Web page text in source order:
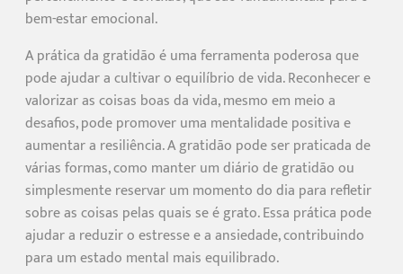
bem-estar emocional.
A prática da gratidão é uma ferramenta poderosa que
pode ajudar a cultivar o equilíbrio de vida. Reconhecer e
valorizar as coisas boas da vida, mesmo em meio a
desafios, pode promover uma mentalidade positiva e
aumentar a resiliência. A gratidão pode ser praticada de
várias formas, como manter um diário de gratidão ou
simplesmente reservar um momento do dia para refletir
sobre as coisas pelas quais se é grato. Essa prática pode
ajudar a reduzir o estresse e a ansiedade, contribuindo
para um estado mental mais equilibrado.